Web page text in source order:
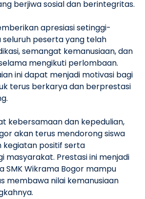
berjiwa sosial dan berintegritas.
apresiasi setinggi-
seluruh peserta yang telah
semangat kemanusiaan, dan
mengikuti perlombaan.
ini dapat menjadi motivasi bagi
terus berkarya dan berprestasi
kebersamaan dan kepedulian,
akan terus mendorong siswa
kegiatan positif serta
masyarakat. Prestasi ini menjadi
SMK Wikrama Bogor mampu
membawa nilai kemanusiaan